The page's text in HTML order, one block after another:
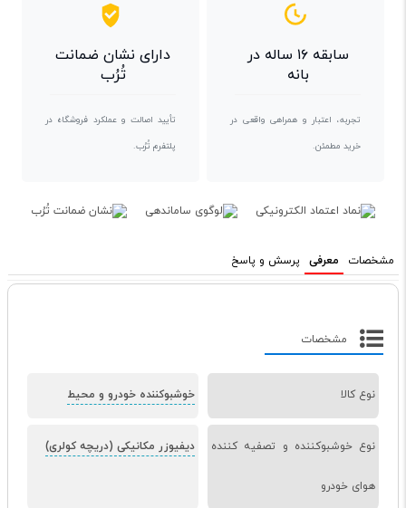
سابقه ۱۶ ساله در
بانه
تجربه، اعتبار و همراهی واقعی در
خرید مطمئن.
دارای نشان ضمانت
تُرُب
تأیید اصالت و عملکرد فروشگاه در
پلتفرم تُرُب.
مشخصات معرفی پرسش و پاسخ
مشخصات
نوع کالا خوشبوکننده خودرو و محیط
نوع خوشبوکننده و تصفیه کننده
هوای خودرو
دیفیوزر مکانیکی (دریچه کولری)